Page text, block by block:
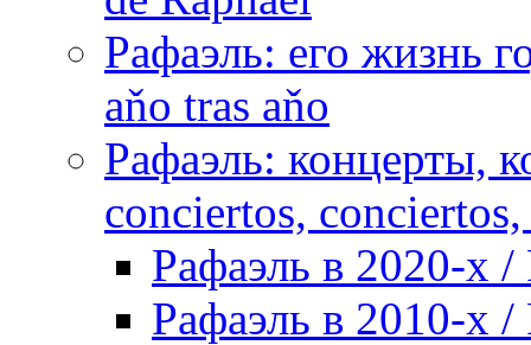
Рафаэль: его жизнь
aňo tras aňo
Рафаэль: концерты,
conciertos,
Рафаэль в 2020-х /
Рафаэль в 2010-х /